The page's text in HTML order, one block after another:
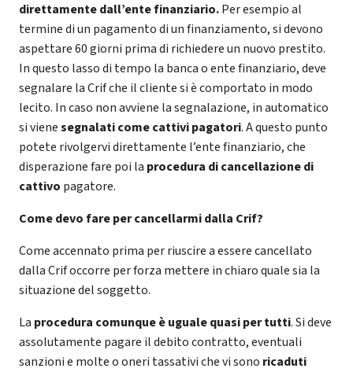
direttamente dall’ente finanziario.Per esempio al
termine di un pagamento di un finanziamento, si devono
aspettare 60 giorni prima di richiedere un nuovo prestito.
In questo lasso di tempo la banca o ente finanziario, deve
segnalare la Crif che il cliente si è comportato in modo
lecito. In caso non avviene la segnalazione, in automatico
si vienesegnalati come cattivi pagatori. A questo punto
potete rivolgervi direttamente l’ente finanziario, che
disperazione fare poi la procedura di cancellazione di
cattivo pagatore.
Come devo fare per cancellarmi dalla Crif?
Come accennato prima per riuscire a essere cancellato
dalla Crif occorre per forza mettere in chiaro quale sia la
situazione del soggetto.
La procedura comunque è uguale quasi per tutti. Si deve
assolutamente pagare il debito contratto, eventuali
sanzioni e molte o oneri tassativi che vi sono ricaduti